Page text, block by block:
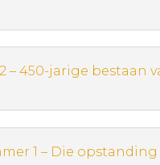
– 450-jarige bestaan
1 – Die